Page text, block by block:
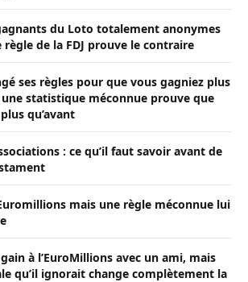
du Loto totalement anonymes
règle de la FDJ prouve le contraire
ses règles pour que vous gagniez plus
statistique méconnue prouve que
qu’avant
: ce qu’il faut savoir avant de
mais une règle méconnue lui
à l’EuroMillions avec un ami, mais
qu’il ignorait change complètement la